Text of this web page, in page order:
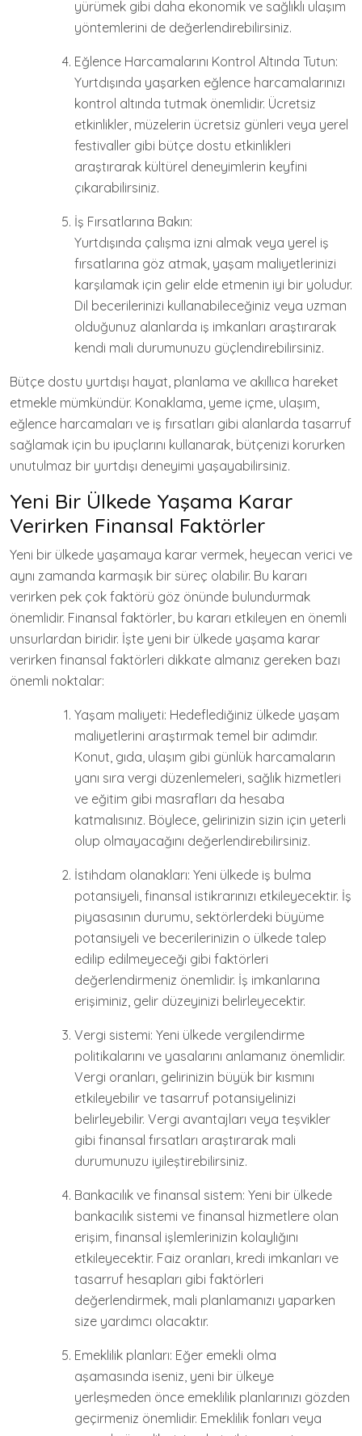
yürümek gibi daha ekonomik ve sağlıklı ulaşım
yöntemlerini de değerlendirebilirsiniz.
Eğlence Harcamalarını Kontrol Altında Tutun:
Yurtdışında yaşarken eğlence harcamalarınızı
kontrol altında tutmak önemlidir. Ücretsiz
etkinlikler, müzelerin ücretsiz günleri veya yerel
festivaller gibi bütçe dostu etkinlikleri
araştırarak kültürel deneyimlerin keyfini
çıkarabilirsiniz.
İş Fırsatlarına Bakın:
Yurtdışında çalışma izni almak veya yerel iş
fırsatlarına göz atmak, yaşam maliyetlerinizi
karşılamak için gelir elde etmenin iyi bir yoludur.
Dil becerilerinizi kullanabileceğiniz veya uzman
olduğunuz alanlarda iş imkanları araştırarak
kendi mali durumunuzu güçlendirebilirsiniz.
Bütçe dostu yurtdışı hayat, planlama ve akıllıca hareket
etmekle mümkündür. Konaklama, yeme içme, ulaşım,
eğlence harcamaları ve iş fırsatları gibi alanlarda tasarruf
sağlamak için bu ipuçlarını kullanarak, bütçenizi korurken
unutulmaz bir yurtdışı deneyimi yaşayabilirsiniz.
Yeni Bir Ülkede Yaşama Karar
Verirken Finansal Faktörler
Yeni bir ülkede yaşamaya karar vermek, heyecan verici ve
aynı zamanda karmaşık bir süreç olabilir. Bu kararı
verirken pek çok faktörü göz önünde bulundurmak
önemlidir. Finansal faktörler, bu kararı etkileyen en önemli
unsurlardan biridir. İşte yeni bir ülkede yaşama karar
verirken finansal faktörleri dikkate almanız gereken bazı
önemli noktalar:
Yaşam maliyeti: Hedeflediğiniz ülkede yaşam
maliyetlerini araştırmak temel bir adımdır.
Konut, gıda, ulaşım gibi günlük harcamaların
yanı sıra vergi düzenlemeleri, sağlık hizmetleri
ve eğitim gibi masrafları da hesaba
katmalısınız. Böylece, gelirinizin sizin için yeterli
olup olmayacağını değerlendirebilirsiniz.
İstihdam olanakları: Yeni ülkede iş bulma
potansiyeli, finansal istikrarınızı etkileyecektir. İş
piyasasının durumu, sektörlerdeki büyüme
potansiyeli ve becerilerinizin o ülkede talep
edilip edilmeyeceği gibi faktörleri
değerlendirmeniz önemlidir. İş imkanlarına
erişiminiz, gelir düzeyinizi belirleyecektir.
Vergi sistemi: Yeni ülkede vergilendirme
politikalarını ve yasalarını anlamanız önemlidir.
Vergi oranları, gelirinizin büyük bir kısmını
etkileyebilir ve tasarruf potansiyelinizi
belirleyebilir. Vergi avantajları veya teşvikler
gibi finansal fırsatları araştırarak mali
durumunuzu iyileştirebilirsiniz.
Bankacılık ve finansal sistem: Yeni bir ülkede
bankacılık sistemi ve finansal hizmetlere olan
erişim, finansal işlemlerinizin kolaylığını
etkileyecektir. Faiz oranları, kredi imkanları ve
tasarruf hesapları gibi faktörleri
değerlendirmek, mali planlamanızı yaparken
size yardımcı olacaktır.
Emeklilik planları: Eğer emekli olma
aşamasında iseniz, yeni bir ülkeye
yerleşmeden önce emeklilik planlarınızı gözden
geçirmeniz önemlidir. Emeklilik fonları veya